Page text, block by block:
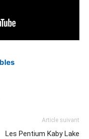
Article suivant
Les Pentium Kaby Lake